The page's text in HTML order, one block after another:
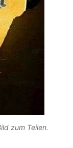
zum Teilen.